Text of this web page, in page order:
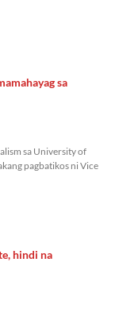
sa
sa University of
pagbatikos ni Vice
hindi na